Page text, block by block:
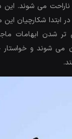
می شوند. این
در ابتدا شکارچیان
تر شدن ابهامات
می شوند و